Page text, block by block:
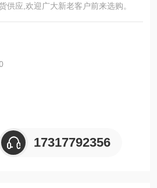
供应,欢迎广大新老客户前来选购。
17317792356